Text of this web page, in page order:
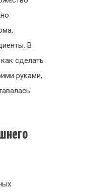
В
сделать
руками,